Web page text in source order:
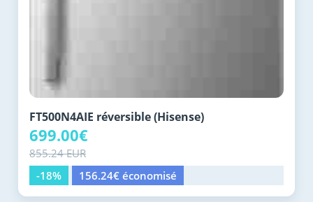
FT500N4AIE réversible (Hisense)
699.00€
855.24 EUR
-18%
156.24€ économisé